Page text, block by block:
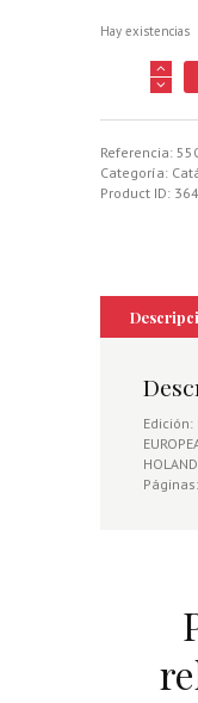
Hay existencias
PELIGROSO.
EN
LAS
Referencia:
Categoría:
Product ID:
Edición: